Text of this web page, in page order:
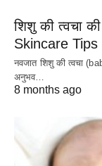
शिशु की त्वचा
Skincare Tips
नवजात शिशु की त्वचा
अनुभव…
8 months ago